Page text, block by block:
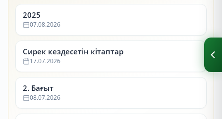
2025
07.08.2026
Сирек кездесетін кітаптар
17.07.2026
2. Бағыт
08.07.2026